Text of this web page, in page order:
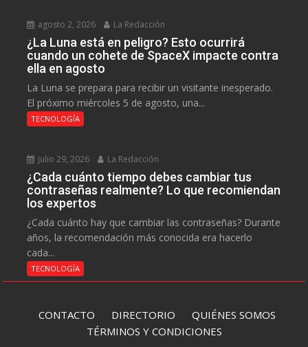
agosto 2, 2026 La Redacción
¿La Luna está en peligro? Esto ocurrirá
cuando un cohete de SpaceX impacte contra
ella en agosto
La Luna se prepara para recibir un visitante inesperado.
El próximo miércoles 5 de agosto, una...
TECNOLOGÍA
julio 29, 2026 La Redacción
¿Cada cuánto tiempo debes cambiar tus
contraseñas realmente? Lo que recomiendan
los expertos
¿Cada cuánto hay que cambiar las contraseñas? Durante
años, la recomendación más conocida era hacerlo
cada...
TECNOLOGÍA
CONTACTO DIRECTORIO QUIÉNES SOMOS
TÉRMINOS Y CONDICIONES